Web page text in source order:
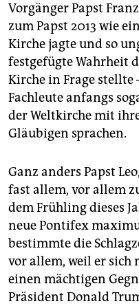
Vorgänger Papst
zum Papst 2013 wie
Kirche jagte und so
festgefügte Wahrheit
Kirche in Frage stellte
Fachleute anfangs
der Weltkirche mit
Gläubigen sprachen.
Ganz anders Papst
fast allem, vor allem
dem Frühling dieses
neue Pontifex
bestimmte die
vor allem, weil er
einen mächtigen
Präsident Donald